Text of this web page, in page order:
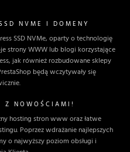
NVME I DOMENY
SSD NVMe, oparty o technologię
strony WWW lub blogi korzystające
jak również rozbudowane sklepy
będą wczytywały się
Z NOWOŚCIAMI!
hosting stron www oraz łatwe
Poprzez wdrażanie najlepszych
o najwyższy poziom obsługi i